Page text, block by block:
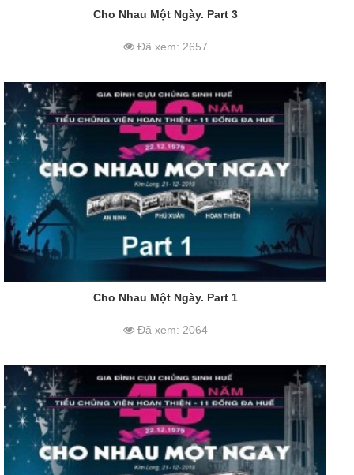
Cho Nhau Một Ngày. Part 3
Đã xem: 2657
Cho Nhau Một Ngày. Part 1
Đã xem: 2064